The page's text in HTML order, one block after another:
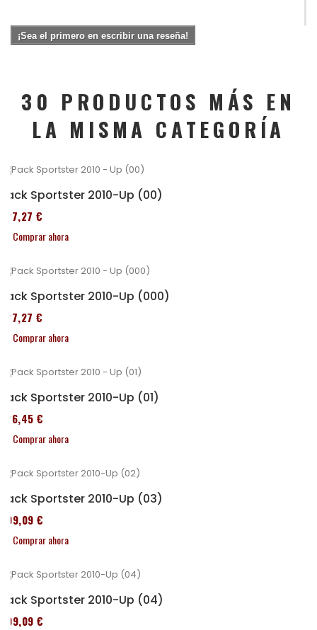
¡Sea el primero en escribir una reseña!
30 PRODUCTOS MÁS EN
LA MISMA CATEGORÍA
Pack Sportster 2010-Up (00)
227,27 €
Comprar ahora
Pack Sportster 2010-Up (000)
227,27 €
Comprar ahora
Pack Sportster 2010-Up (01)
326,45 €
Comprar ahora
Pack Sportster 2010-Up (03)
409,09 €
Comprar ahora
Pack Sportster 2010-Up (04)
409,09 €